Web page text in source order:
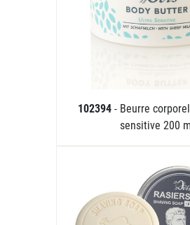
102394 - Beurre
sensitive 200